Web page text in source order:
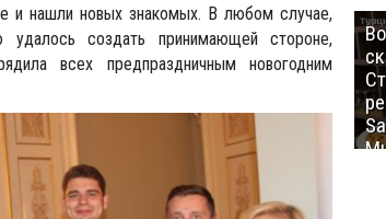
и нашли новых знакомых. В любом случае,
удалось создать принимающей стороне,
всех предпраздничным новогодним